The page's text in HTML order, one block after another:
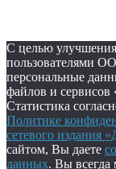
С целью улучшения
пользователями
персональные
файлов и
Статистика
Политике
сетевого издания
сайтом, Вы даете
данных. Вы всегда